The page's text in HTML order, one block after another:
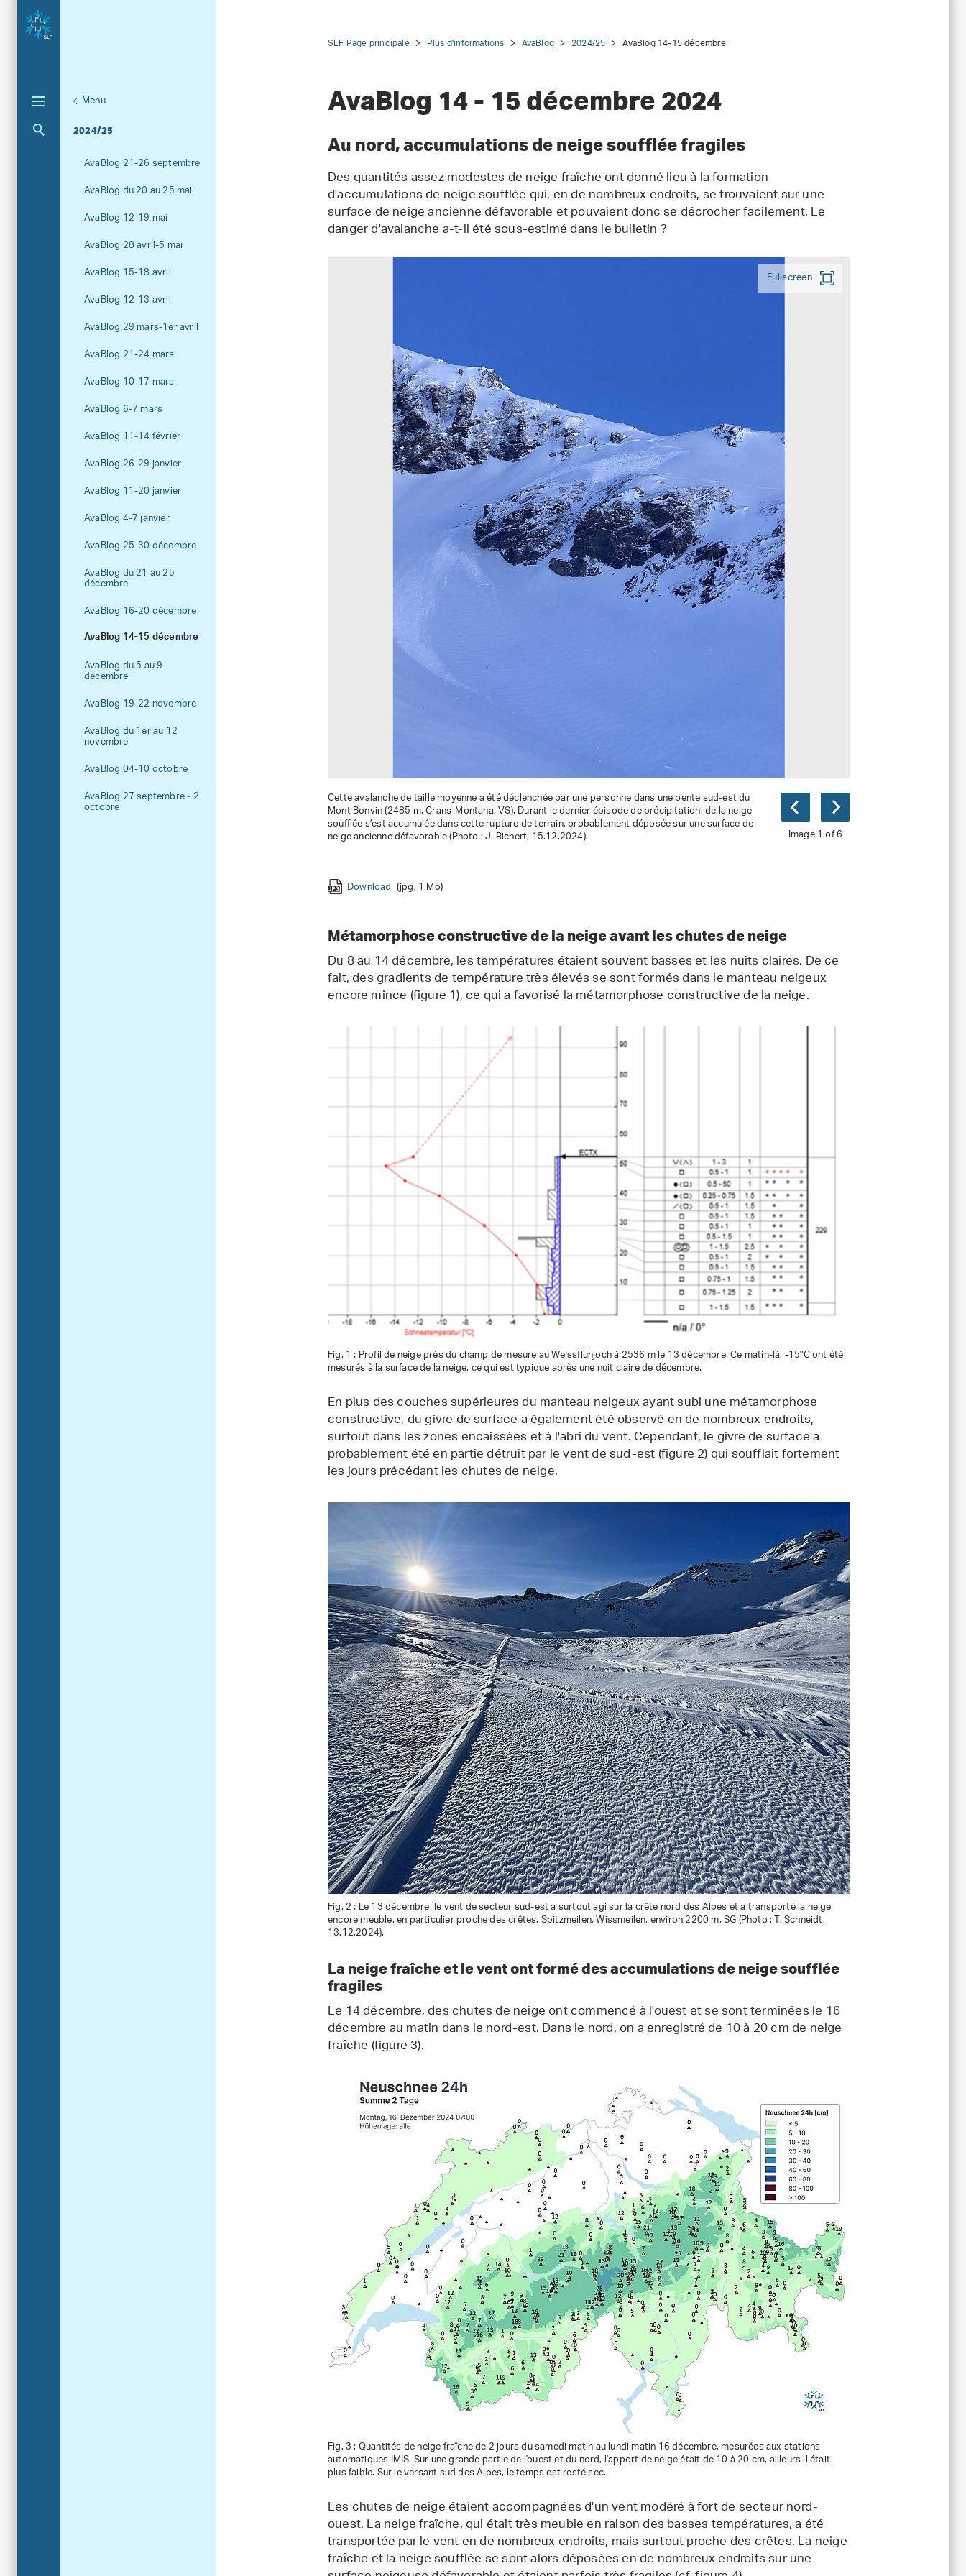
Unternavigation
Menu
2024/25
Aktuelle Navigation
AvaBlog 21-26 septembre
AvaBlog du 20 au 25 mai
AvaBlog 12-19 mai
AvaBlog 28 avril-5 mai
AvaBlog 15-18 avril
AvaBlog 12-13 avril
AvaBlog 29 mars-1er avril
AvaBlog 21-24 mars
AvaBlog 10-17 mars
AvaBlog 6-7 mars
AvaBlog 11-14 février
AvaBlog 26-29 janvier
AvaBlog 11-20 janvier
AvaBlog 4-7 janvier
AvaBlog 25-30 décembre
AvaBlog du 21 au 25
décembre
AvaBlog 16-20 décembre
AvaBlog 14-15 décembre
AvaBlog du 5 au 9
décembre
AvaBlog 19-22 novembre
AvaBlog du 1er au 12
novembre
AvaBlog 04-10 octobre
AvaBlog 27 septembre - 2
octobre
SLF Page principale Plus d'informations AvaBlog 2024/25 AvaBlog 14-15 décembre
AvaBlog 14 - 15 décembre 2024
Au nord, accumulations de neige soufflée fragiles
Des quantités assez modestes de neige fraîche ont donné lieu à la formation
d'accumulations de neige soufflée qui, en de nombreux endroits, se trouvaient sur une
surface de neige ancienne défavorable et pouvaient donc se décrocher facilement. Le
danger d'avalanche a-t-il été sous-estimé dans le bulletin ?
Fullscreen
Image 1 of 6
Cette avalanche de taille moyenne a été déclenchée par une personne dans une pente sud-est du
Mont Bonvin (2485 m, Crans-Montana, VS). Durant le dernier épisode de précipitation, de la neige
soufflée s’est accumulée dans cette rupture de terrain, probablement déposée sur une surface de
neige ancienne défavorable (Photo : J. Richert, 15.12.2024).
Download (jpg, 1 Mo)
Métamorphose constructive de la neige avant les chutes de neige
Du 8 au 14 décembre, les températures étaient souvent basses et les nuits claires. De ce
fait, des gradients de température très élevés se sont formés dans le manteau neigeux
encore mince (figure 1), ce qui a favorisé la métamorphose constructive de la neige.
Fig. 1 : Profil de neige près du champ de mesure au Weissfluhjoch à 2536 m le 13 décembre. Ce matin-là, -15°C ont été
mesurés à la surface de la neige, ce qui est typique après une nuit claire de décembre.
En plus des couches supérieures du manteau neigeux ayant subi une métamorphose
constructive, du givre de surface a également été observé en de nombreux endroits,
surtout dans les zones encaissées et à l'abri du vent. Cependant, le givre de surface a
probablement été en partie détruit par le vent de sud-est (figure 2) qui soufflait fortement
les jours précédant les chutes de neige.
Fig. 2 : Le 13 décembre, le vent de secteur sud-est a surtout agi sur la crête nord des Alpes et a transporté la neige
encore meuble, en particulier proche des crêtes. Spitzmeilen, Wissmeilen, environ 2200 m, SG (Photo : T. Schneidt,
13.12.2024).
La neige fraîche et le vent ont formé des accumulations de neige soufflée
fragiles
Le 14 décembre, des chutes de neige ont commencé à l'ouest et se sont terminées le 16
décembre au matin dans le nord-est. Dans le nord, on a enregistré de 10 à 20 cm de neige
fraîche (figure 3).
Fig. 3 : Quantités de neige fraîche de 2 jours du samedi matin au lundi matin 16 décembre, mesurées aux stations
automatiques IMIS. Sur une grande partie de l'ouest et du nord, l'apport de neige était de 10 à 20 cm, ailleurs il était
plus faible. Sur le versant sud des Alpes, le temps est resté sec.
Les chutes de neige étaient accompagnées d'un vent modéré à fort de secteur nord-
ouest. La neige fraîche, qui était très meuble en raison des basses températures, a été
transportée par le vent en de nombreux endroits, mais surtout proche des crêtes. La neige
fraîche et la neige soufflée se sont alors déposées en de nombreux endroits sur une